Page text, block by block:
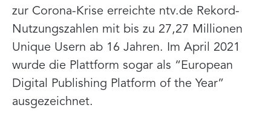
zur Corona-Krise erreichte ntv.de Rekord-
Nutzungszahlen mit bis zu 27,27 Millionen
Unique Usern ab 16 Jahren. Im April 2021
wurde die Plattform sogar als “European
Digital Publishing Platform of the Year”
ausgezeichnet.